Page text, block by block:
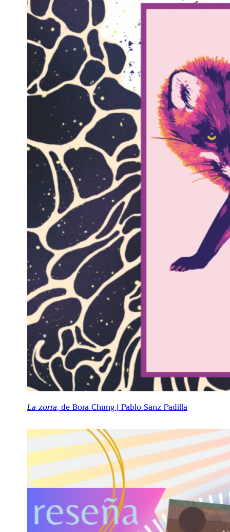
La zorra, de Bora Chung | Pablo Sanz Padilla